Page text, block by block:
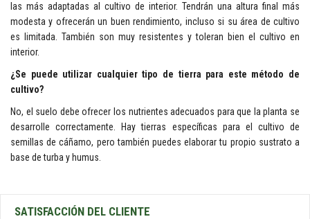
las más adaptadas al cultivo de interior. Tendrán una altura final más
modesta y ofrecerán un buen rendimiento, incluso si su área de cultivo
es limitada. También son muy resistentes y toleran bien el cultivo en
interior.
¿Se puede utilizar cualquier tipo de tierra para este método de
cultivo?
No, el suelo debe ofrecer los nutrientes adecuados para que la planta se
desarrolle correctamente. Hay tierras específicas para el cultivo de
semillas de cáñamo, pero también puedes elaborar tu propio sustrato a
base de turba y humus.
SATISFACCIÓN DEL CLIENTE